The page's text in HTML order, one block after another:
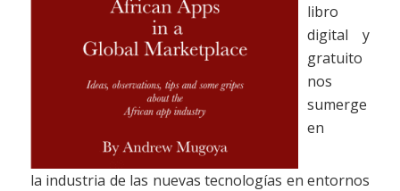
libro
digital y
gratuito
nos
sumerge
en
la industria de las nuevas tecnologías en entornos